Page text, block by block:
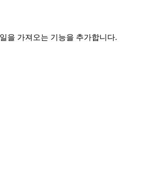
을 가져오는 기능을 추가합니다.